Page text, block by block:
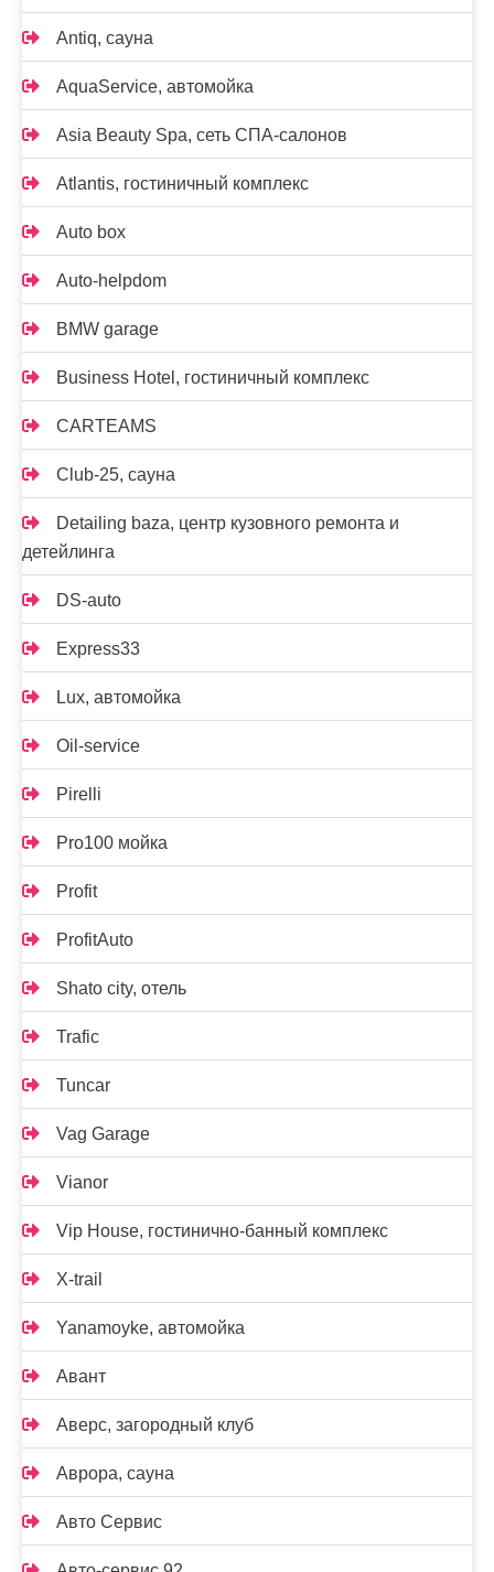
Antiq, сауна
AquaService, автомойка
Asia Beauty Spa, сеть СПА-салонов
Atlantis, гостиничный комплекс
Auto box
Auto-helpdom
BMW garage
Business Hotel, гостиничный комплекс
CARTEAMS
Club-25, сауна
Detailing baza, центр кузовного ремонта и
детейлинга
DS-auto
Express33
Lux, автомойка
Oil-service
Pirelli
Pro100 мойка
Profit
ProfitAuto
Shato city, отель
Trafic
Tuncar
Vag Garage
Vianor
Vip House, гостинично-банный комплекс
X-trail
Yanamoyke, автомойка
Авант
Аверс, загородный клуб
Аврора, сауна
Авто Сервис